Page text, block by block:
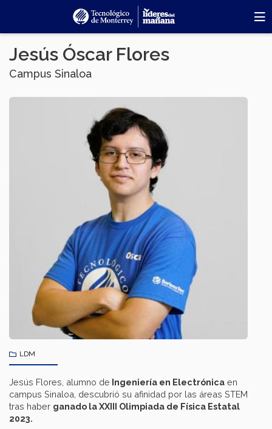
Jesús Óscar Flores
Campus Sinaloa
LDM
Jesús Flores, alumno de Ingeniería en Electrónica en
campus Sinaloa, descubrió su afinidad por las áreas STEM
tras haber ganado la XXIII Olimpiada de Física Estatal
2023.